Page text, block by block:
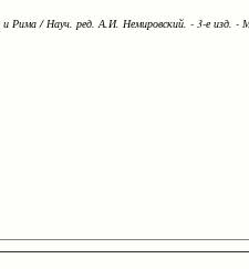
Рима / Науч. ред. А.И. Немировский. - 3-е изд. -